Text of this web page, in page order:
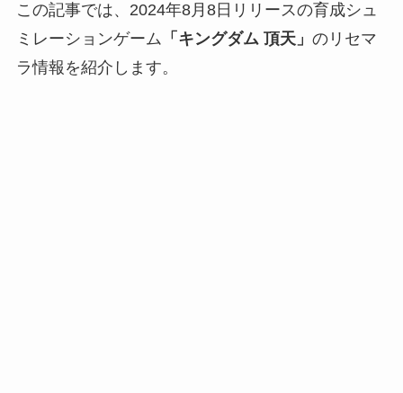
この記事では、2024年8月8日リリースの育成シュ
ミレーションゲーム 「キングダム 頂天」 のリセマ
ラ情報を紹介します。